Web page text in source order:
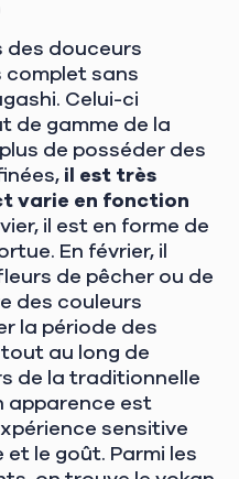
des douceurs
complet sans
Celui-ci
de gamme de la
de posséder des
il est très
varie en fonction
il est en forme de
En février, il
de pêcher ou de
des couleurs
la période des
au long de
de la traditionnelle
apparence est
sensitive
le goût. Parmi les